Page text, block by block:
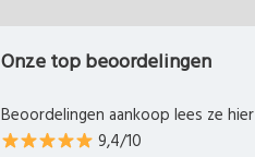
Onze top beoordelingen
Beoordelingen aankoop lees ze hier
9,4/10